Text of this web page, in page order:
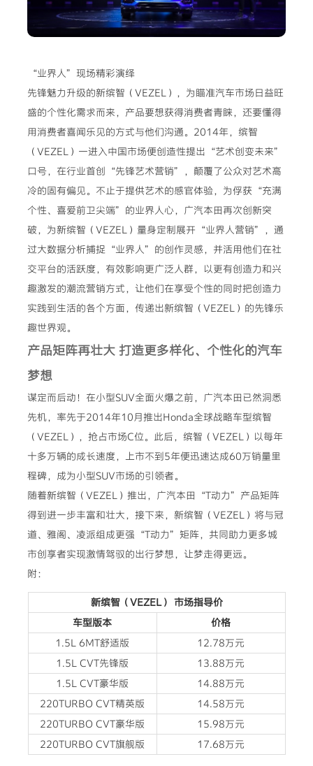
“业界人”现场精彩演绎
先锋魅力升级的新缤智（VEZEL），为瞄准汽车市场日益旺
盛的个性化需求而来，产品要想获得消费者青睐，还要懂得
用消费者喜闻乐见的方式与他们沟通。2014年，缤智
（VEZEL）一进入中国市场便创造性提出“艺术创变未来”
口号，在行业首创“先锋艺术营销”，颠覆了公众对艺术高
冷的固有偏见。不止于提供艺术的感官体验，为俘获“充满
个性、喜爱前卫尖端”的业界人心，广汽本田再次创新突
破，为新缤智（VEZEL）量身定制展开“业界人营销”，通
过大数据分析捕捉“业界人”的创作灵感，并活用他们在社
交平台的活跃度，有效影响更广泛人群，以更有创造力和兴
趣激发的潮流营销方式，让他们在享受个性的同时把创造力
实践到生活的各个方面，传递出新缤智（VEZEL）的先锋乐
趣世界观。
产品矩阵再壮大 打造更多样化、个性化的汽车
梦想
谋定而后动！在小型SUV全面火爆之前，广汽本田已然洞悉
先机，率先于2014年10月推出Honda全球战略车型缤智
（VEZEL），抢占市场C位。此后，缤智（VEZEL）以每年
十多万辆的成长速度，上市不到5年便迅速达成60万销量里
程碑，成为小型SUV市场的引领者。
随着新缤智（VEZEL）推出，广汽本田“T动力”产品矩阵
得到进一步丰富和壮大，接下来，新缤智（VEZEL）将与冠
道、雅阁、凌派组成更强“T动力”矩阵，共同助力更多城
市创享者实现激情驾驭的出行梦想，让梦走得更远。
附：
新缤智（VEZEL） 市场指导价
车型版本
价格
1.5L 6MT舒适版
12.78万元
1.5L CVT先锋版
13.88万元
1.5L CVT豪华版
14.88万元
220TURBO CVT精英版
14.58万元
220TURBO CVT豪华版
15.98万元
220TURBO CVT旗舰版
17.68万元